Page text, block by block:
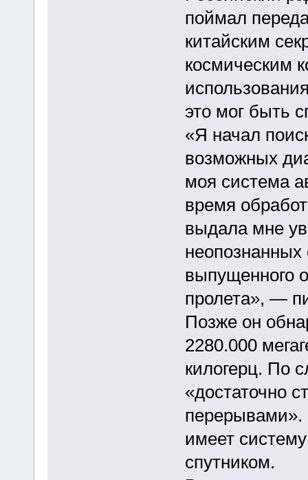
поймал
китайским
космическим
это мог быть
«Я начал
возможных
моя система
время
выдала мне
неопознанных
выпущенного
пролета», —
Позже он
2280.000
килогерц. По
«достаточно
перерывами».
имеет
спутником.